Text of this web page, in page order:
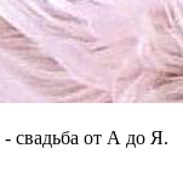
- свадьба от А до Я.